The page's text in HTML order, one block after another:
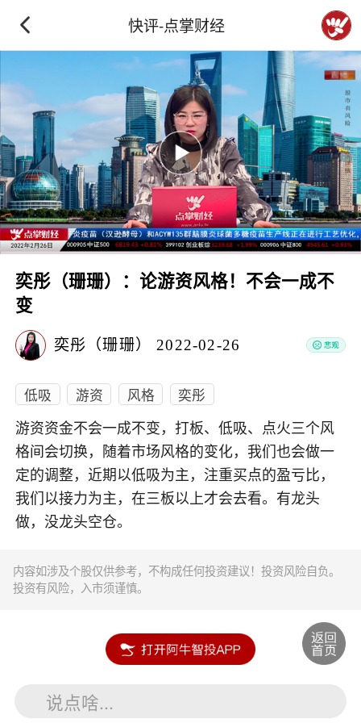
快评-点掌财经
奕彤（珊珊）：论游资风格！不会一成不
变
奕彤（珊珊） 2022-02-26
低吸 游资 风格 奕彤
游资资金不会一成不变，打板、低吸、点火三个风
格间会切换，随着市场风格的变化，我们也会做一
定的调整，近期以低吸为主，注重买点的盈亏比，
我们以接力为主，在三板以上才会去看。有龙头
做，没龙头空仓。
内容如涉及个股仅供参考，不构成任何投资建议！投资风险自负。
投资有风险，入市须谨慎。
说点啥...